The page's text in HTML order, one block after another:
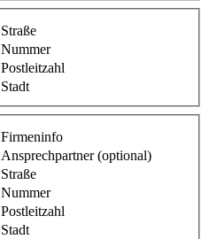
Straße
Nummer
Postleitzahl
Stadt
Firmeninfo
Ansprechpartner (optional)
Straße
Nummer
Postleitzahl
Stadt